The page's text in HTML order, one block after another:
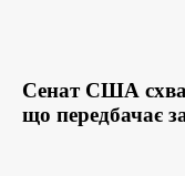
Сенат США
що передбачає